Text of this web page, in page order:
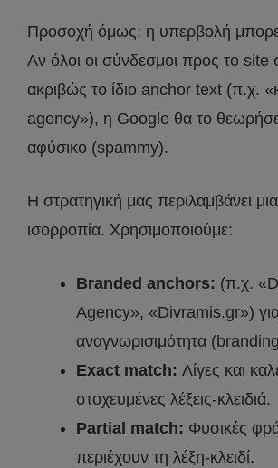
Προσοχή όμως: η υπερβολή
Αν όλοι οι σύνδεσμοι προς το site
ακριβώς το ίδιο anchor text (π.χ.
agency»), η Google θα το
αφύσικο (spammy).
Η στρατηγική μας περιλαμβάνει
ισορροπία. Χρησιμοποιούμε:
Branded anchors: (π.χ.
Agency», «Divramis.gr»)
αναγνωρισιμότητα
Exact match: Λίγες και
στοχευμένες λέξεις-κλειδιά.
Partial match: Φυσικές
περιέχουν τη λέξη-κλειδί.